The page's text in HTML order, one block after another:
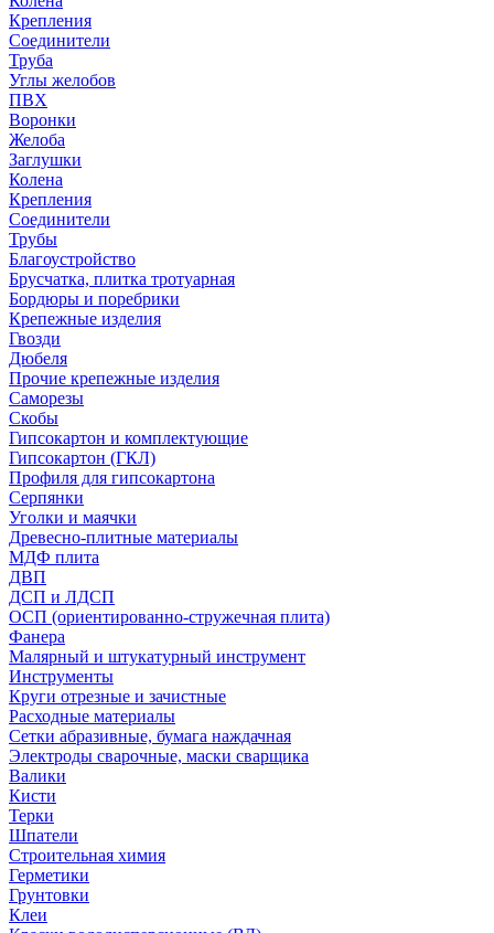
Крепления
Соединители
Труба
Углы желобов
ПВХ
Воронки
Желоба
Заглушки
Колена
Крепления
Соединители
Трубы
Благоустройство
Брусчатка, плитка тротуарная
Бордюры и поребрики
Крепежные изделия
Гвозди
Дюбеля
Прочие крепежные изделия
Саморезы
Скобы
Гипсокартон и комплектующие
Гипсокартон (ГКЛ)
Профиля для гипсокартона
Серпянки
Уголки и маячки
Древесно-плитные материалы
МДФ плита
ДВП
ДСП и ЛДСП
ОСП (ориентированно-стружечная плита)
Фанера
Малярный и штукатурный инструмент
Инструменты
Круги отрезные и зачистные
Расходные материалы
Сетки абразивные, бумага наждачная
Электроды сварочные, маски сварщика
Валики
Кисти
Терки
Шпатели
Строительная химия
Герметики
Грунтовки
Клеи